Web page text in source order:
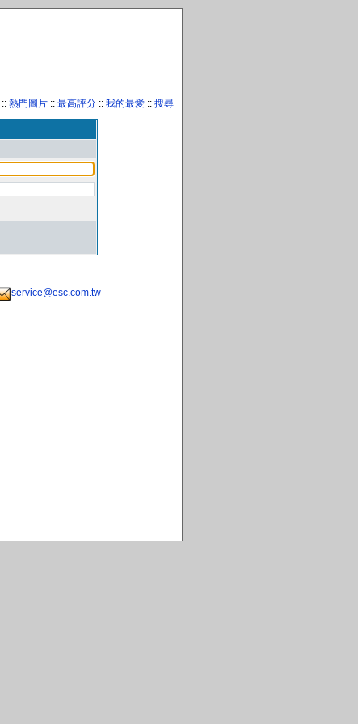
:: 熱門圖片 :: 最高評分 :: 我的最愛 :: 搜尋
service@esc.com.tw